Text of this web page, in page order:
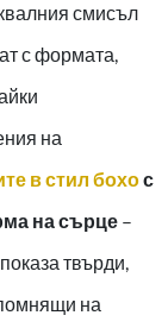
смисъл
с формата,
на
в стил бохос
на сърце –
твърди,
на